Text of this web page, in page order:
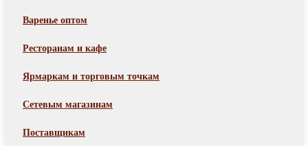
Варенье оптом
Ресторанам и кафе
Ярмаркам и торговым точкам
Сетевым магазинам
Поставщикам